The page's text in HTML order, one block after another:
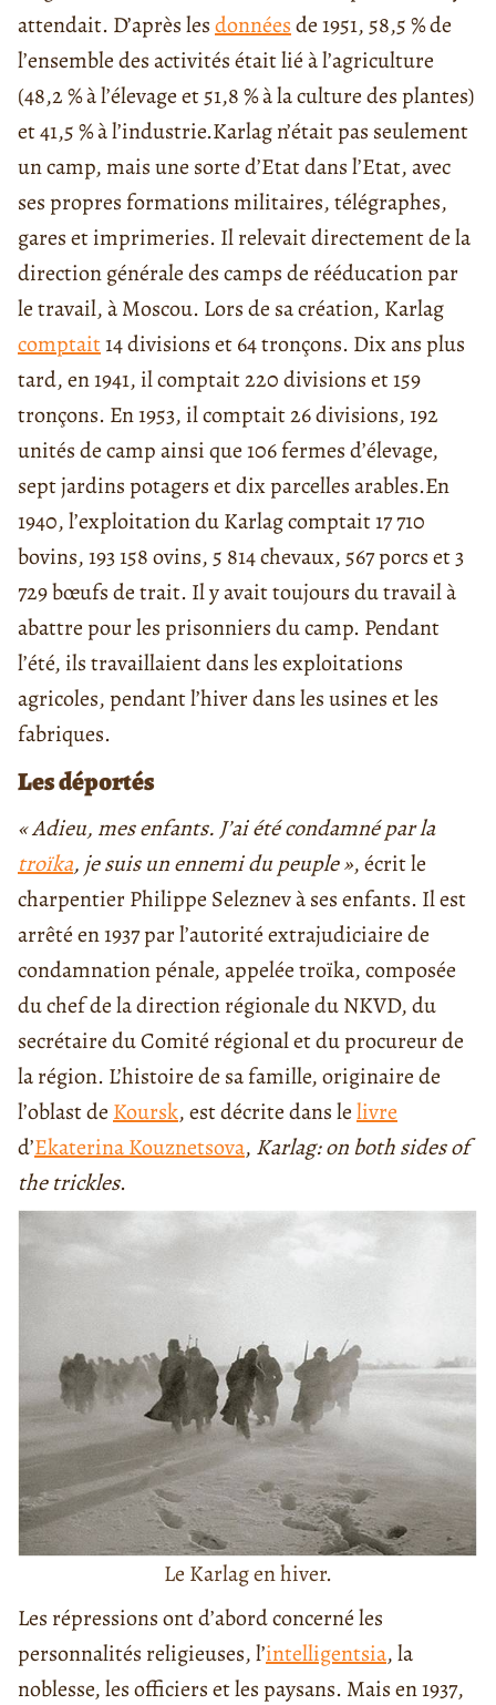
attendait. D’après lesdonnéesde 1951, 58,5 % de
l’ensemble des activités était lié à l’agriculture
(48,2 % à l’élevage et 51,8 % à la culture des plantes)
et 41,5 % à l’industrie.Karlag n’était pas seulement
un camp, mais une sorte d’Etat dans l’Etat, avec
ses propres formations militaires, télégraphes,
gares et imprimeries. Il relevait directement de la
direction générale des camps de rééducation par
le travail, à Moscou. Lors de sa création, Karlag
comptait14 divisions et 64 tronçons. Dix ans plus
tard, en 1941, il comptait 220 divisions et 159
tronçons. En 1953, il comptait 26 divisions, 192
unités de camp ainsi que 106 fermes d’élevage,
sept jardins potagers et dix parcelles arables.En
1940, l’exploitation du Karlag comptait 17 710
bovins, 193 158 ovins, 5 814 chevaux, 567 porcs et 3
729 bœufs de trait. Il y avait toujours du travail à
abattre pour les prisonniers du camp. Pendant
l’été, ils travaillaient dans les exploitations
agricoles, pendant l’hiver dans les usines et les
fabriques.
Les déportés
« Adieu, mes enfants. J’ai été condamné par la
troïka, je suis un ennemi du peuple », écrit le
charpentier Philippe Seleznev à ses enfants. Il est
arrêté en 1937 par l’autorité extrajudiciaire de
condamnation pénale, appeléetroïka, composée
du chef de la direction régionale du NKVD, du
secrétaire du Comité régional et du procureur de
la région. L’histoire de sa famille, originaire de
l’oblast de Koursk, est décrite dans lelivre
d’Ekaterina Kouznetsova, Karlag: on both sides of
thetrickles.
Le Karlag en hiver.
Les répressions ont d’abord concerné les
personnalités religieuses, l’intelligentsia, la
noblesse, les officiers et les paysans. Mais en 1937,